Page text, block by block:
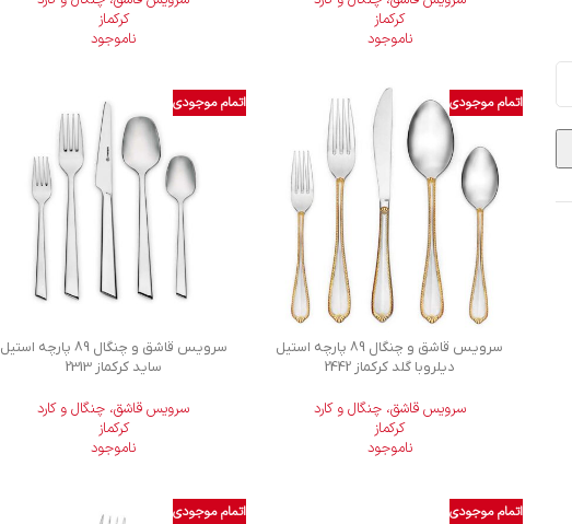
کرکماز
ناموجود
کرکماز
ناموجود
اتمام موجودی
سرویس قاشق و چنگال 89 پارچه استیل
دیلروبا گلد کرکماز 2442
سرویس قاشق، چنگال و کارد
کرکماز
ناموجود
اتمام موجودی
سرویس قاشق و چنگال 89 پارچه استیل
ساید کرکماز 2313
سرویس قاشق، چنگال و کارد
کرکماز
ناموجود
اتمام موجودی اتمام موجودی